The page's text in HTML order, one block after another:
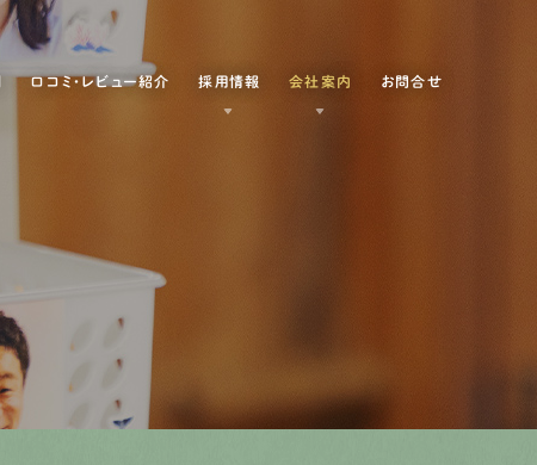
口コミ・レビュー紹介 採用情報 会社案内 お問合せ